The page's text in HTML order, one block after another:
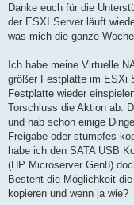
g
Danke euch für die
der ESXI Server läuft
was mich die ganze
Ich habe meine Virtuelle
größer Festplatte im ESXi
Festplatte wieder
Torschluss die Aktion ab.
und hab schon einige
Freigabe oder stumpfes
habe ich den SATA USB
(HP Microserver Gen8)
Besteht die Möglichkeit
kopieren und wenn ja wie?